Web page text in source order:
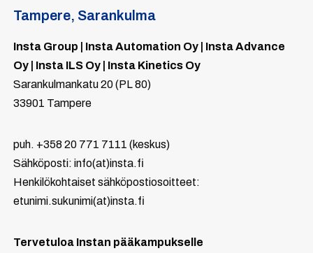
Tampere, Sarankulma
Insta Group | Insta Automation Oy | Insta Advance
Oy | Insta ILS Oy | Insta Kinetics Oy
Sarankulmankatu 20 (PL 80)
33901 Tampere
puh. +358 20 771 7111 (keskus)
Sähköposti: info(at)insta.fi
Henkilökohtaiset sähköpostiosoitteet:
etunimi.sukunimi(at)insta.fi
Tervetuloa Instan pääkampukselle